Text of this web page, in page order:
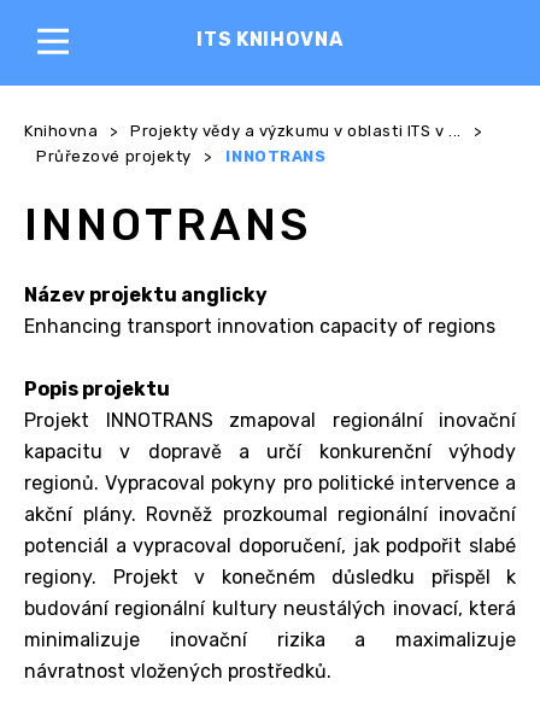
ITS KNIHOVNA
Knihovna > Projekty vědy a výzkumu v oblasti ITS v ...
>
Průřezové projekty
> INNOTRANS
INNOTRANS
Název projektu anglicky
Enhancing transport innovation capacity of regions
Popis projektu
Projekt INNOTRANS zmapoval regionální inovační
kapacitu v dopravě a určí konkurenční výhody
regionů. Vypracoval pokyny pro politické intervence a
akční plány. Rovněž prozkoumal regionální inovační
potenciál a vypracoval doporučení, jak podpořit slabé
regiony. Projekt v konečném důsledku přispěl k
budování regionální kultury neustálých inovací, která
minimalizuje inovační rizika a maximalizuje
návratnost vložených prostředků.